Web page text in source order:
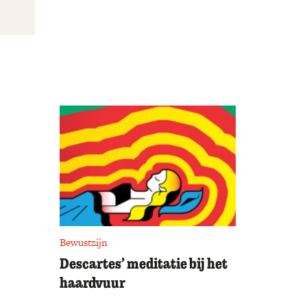
Bewustzijn
Descartes’ meditatie bij het
haardvuur